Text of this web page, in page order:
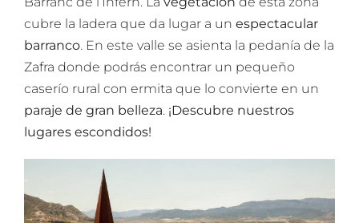
cubre la ladera que da lugar a un espectacular
barranco. En este valle se asienta la pedanía de la
Zafra donde podrás encontrar un pequeño
caserío rural con ermita que lo convierte en un
paraje de gran belleza. ¡Descubre nuestros
lugares escondidos!